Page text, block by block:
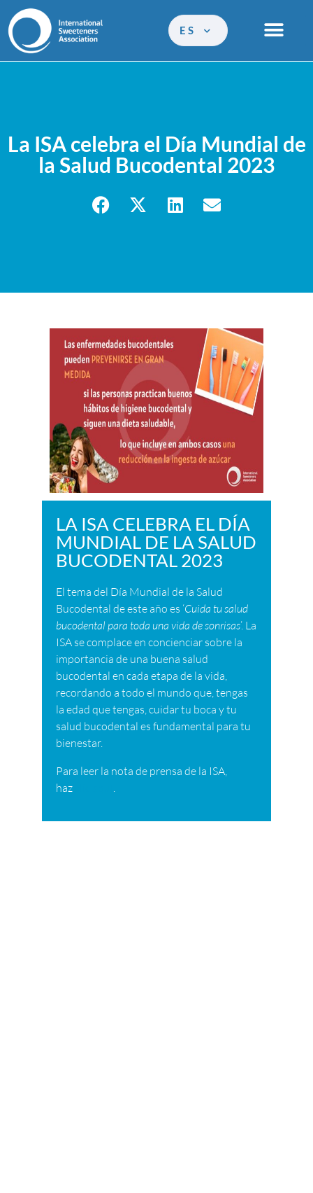
ES
La ISA celebra el Día Mundial de
la Salud Bucodental 2023
LA ISA CELEBRA EL DÍA
MUNDIAL DE LA SALUD
BUCODENTAL 2023
El tema del Día Mundial de la Salud
Bucodental de este año es ‘Cuida tu salud
bucodental para toda una vida de sonrisas’. La
ISA se complace en concienciar sobre la
importancia de una buena salud
bucodental en cada etapa de la vida,
recordando a todo el mundo que, tengas
la edad que tengas, cuidar tu boca y tu
salud bucodental es fundamental para tu
bienestar.
Para leer la nota de prensa de la ISA,
haz